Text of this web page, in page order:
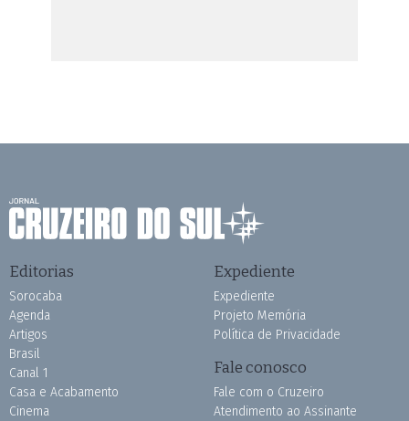
Editorias
Sorocaba
Agenda
Artigos
Brasil
Canal 1
Casa e Acabamento
Cinema
Expediente
Expediente
Projeto Memória
Política de Privacidade
Fale conosco
Fale com o Cruzeiro
Atendimento ao Assinante